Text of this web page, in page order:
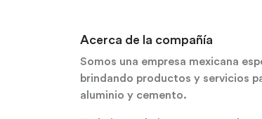
Acerca de la compañía
Somos una empresa mexicana
brindando productos y servicios
aluminio y cemento.